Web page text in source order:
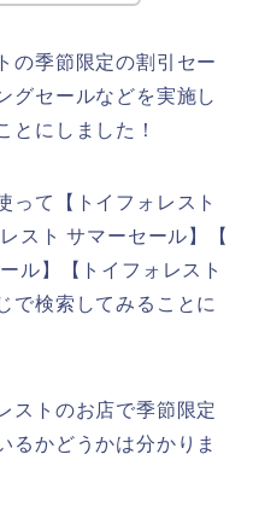
の季節限定の割引セー
グセールなどを実施し
とにしました！
って【トイフォレスト
スト サマーセール】【
ル】【トイフォレスト
で検索してみることに
ストのお店で季節限定
るかどうかは分かりま